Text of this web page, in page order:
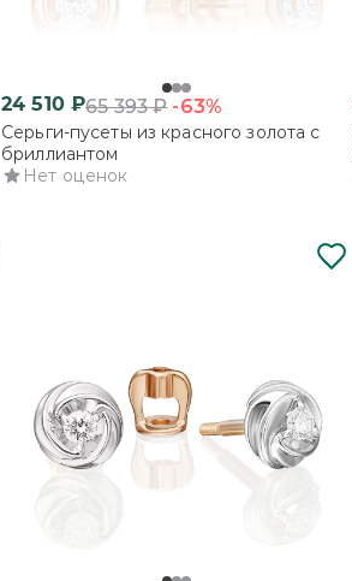
24 510₽65 393₽ -63%
Серьги-пусеты из красного золота с
бриллиантом
Нет оценок